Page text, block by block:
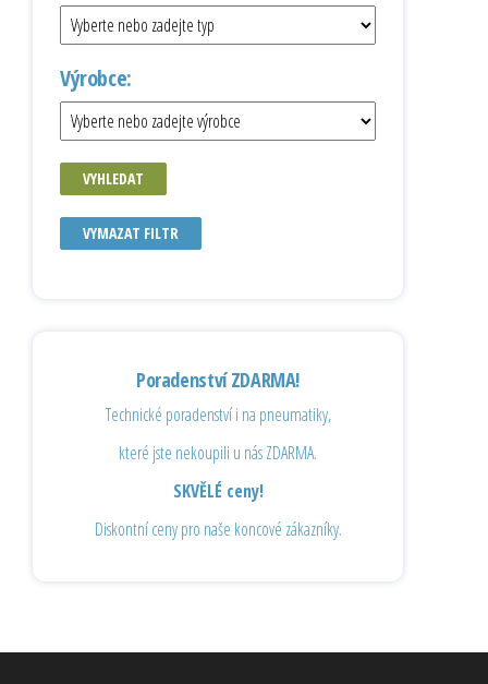
Výrobce:
VYHLEDAT
VYMAZAT FILTR
Poradenství ZDARMA!
Technické poradenství i na pneumatiky,
které jste nekoupili u nás ZDARMA.
SKVĚLÉ ceny!
Diskontní ceny pro naše koncové zákazníky.